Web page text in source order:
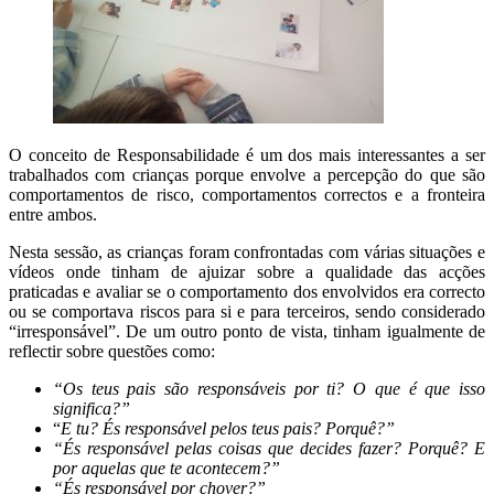
O conceito de Responsabilidade é um dos mais interessantes a ser
trabalhados com crianças porque envolve a percepção do que são
comportamentos de risco, comportamentos correctos e a fronteira
entre ambos.
Nesta sessão, as crianças foram confrontadas com várias situações e
vídeos onde tinham de ajuizar sobre a qualidade das acções
praticadas e avaliar se o comportamento dos envolvidos era correcto
ou se comportava riscos para si e para terceiros, sendo considerado
“irresponsável”. De um outro ponto de vista, tinham igualmente de
reflectir sobre questões como:
“Os teus pais são responsáveis por ti? O que é que isso
significa?”
“E tu? És responsável pelos teus pais? Porquê?”
“És responsável pelas coisas que decides fazer? Porquê? E
por aquelas que te acontecem?”
“És responsável por chover?”